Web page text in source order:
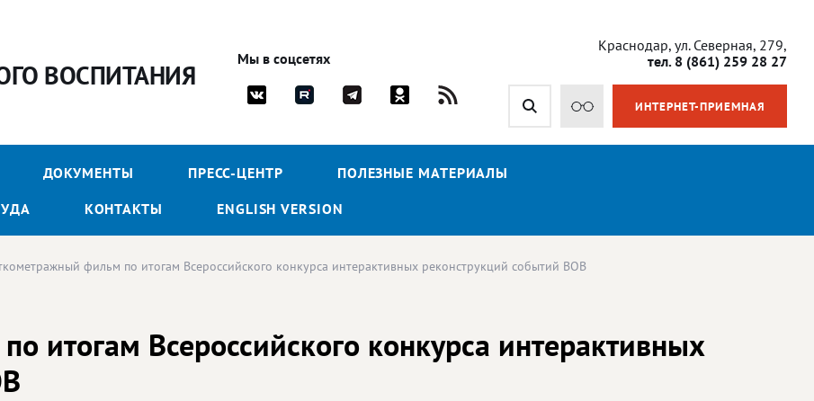
ВОСПИТАНИЯ
Мы в соцсетях
Краснодар, ул. Северная, 279,
тел. 8 (861) 259 28 27
ИНТЕРНЕТ-ПРИЕМНАЯ
ДОКУМЕНТЫ ПРЕСС-ЦЕНТР
ПОЛЕЗНЫЕ МАТЕРИАЛЫ
КОНТАКТЫ ENGLISH VERSION
фильм по итогам Всероссийского конкурса интерактивных реконструкций событий ВОВ
итогам Всероссийского конкурса интерактивных